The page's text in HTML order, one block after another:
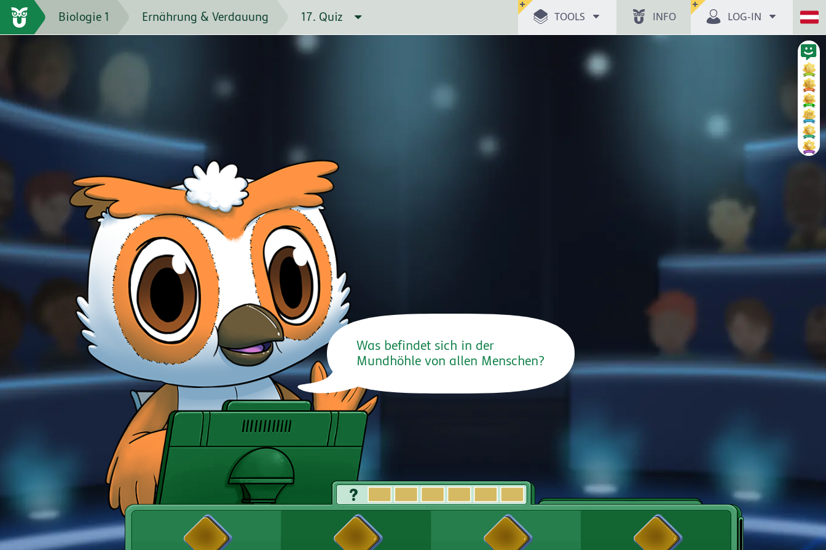
QUIZ ZUM KAPITEL
"ERNÄHRUNG &
VERDAUUNG"
Was befindet sich in der
Mundhöhle von allen Menschen?
t
Biologie 1 Ernährung & Verdauung 17. Quiz TOOLS INFO LOG-IN